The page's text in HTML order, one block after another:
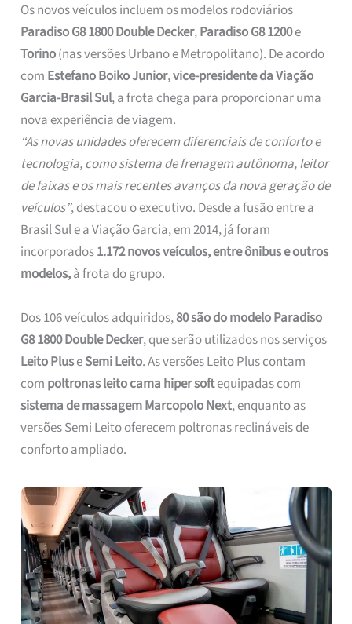
Os novos veículos incluem os modelos rodoviários
Paradiso G8 1800 Double Decker,Paradiso G8 1200e
Torino(nas versões Urbano e Metropolitano). De acordo
com Estefano Boiko Junior,vice-presidente da Viação
Garcia-Brasil Sul, a frota chega para proporcionar uma
nova experiência de viagem.
“As novas unidades oferecem diferenciais de conforto e
tecnologia, como sistema de frenagem autônoma, leitor
de faixas e os mais recentes avanços da nova geração de
veículos”, destacou o executivo. Desde a fusão entre a
Brasil Sul e a Viação Garcia, em 2014, já foram
incorporados1.172 novos veículos, entre ônibus e outros
modelos,à frota do grupo.
Dos 106 veículos adquiridos,80 são do modelo Paradiso
G8 1800 Double Decker, que serão utilizados nos serviços
Leito PluseSemi Leito. As versões Leito Plus contam
com poltronas leito cama hiper softequipadas com
sistema de massagem Marcopolo Next, enquanto as
versões Semi Leito oferecem poltronas reclináveis de
conforto ampliado.